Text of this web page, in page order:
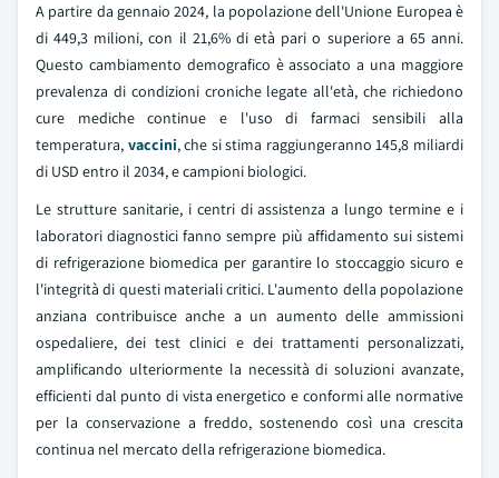
A partire da gennaio 2024, la popolazione dell'Unione Europea è
di 449,3 milioni, con il 21,6% di età pari o superiore a 65 anni.
Questo cambiamento demografico è associato a una maggiore
prevalenza di condizioni croniche legate all'età, che richiedono
cure mediche continue e l'uso di farmaci sensibili alla
temperatura, vaccini, che si stima raggiungeranno 145,8 miliardi
di USD entro il 2034, e campioni biologici.
Le strutture sanitarie, i centri di assistenza a lungo termine e i
laboratori diagnostici fanno sempre più affidamento sui sistemi
di refrigerazione biomedica per garantire lo stoccaggio sicuro e
l'integrità di questi materiali critici. L'aumento della popolazione
anziana contribuisce anche a un aumento delle ammissioni
ospedaliere, dei test clinici e dei trattamenti personalizzati,
amplificando ulteriormente la necessità di soluzioni avanzate,
efficienti dal punto di vista energetico e conformi alle normative
per la conservazione a freddo, sostenendo così una crescita
continua nel mercato della refrigerazione biomedica.